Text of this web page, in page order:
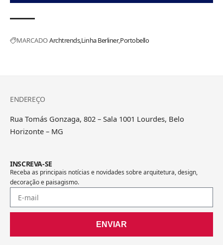
MARCADOArchtrendsLinha BerlinerPortobello
ENDEREÇO
Rua Tomás Gonzaga, 802 – Sala 1001 Lourdes, Belo
Horizonte – MG
INSCREVA-SE
Receba as principais notícias e novidades sobre arquitetura, design,
decoração e paisagismo.
ENVIAR